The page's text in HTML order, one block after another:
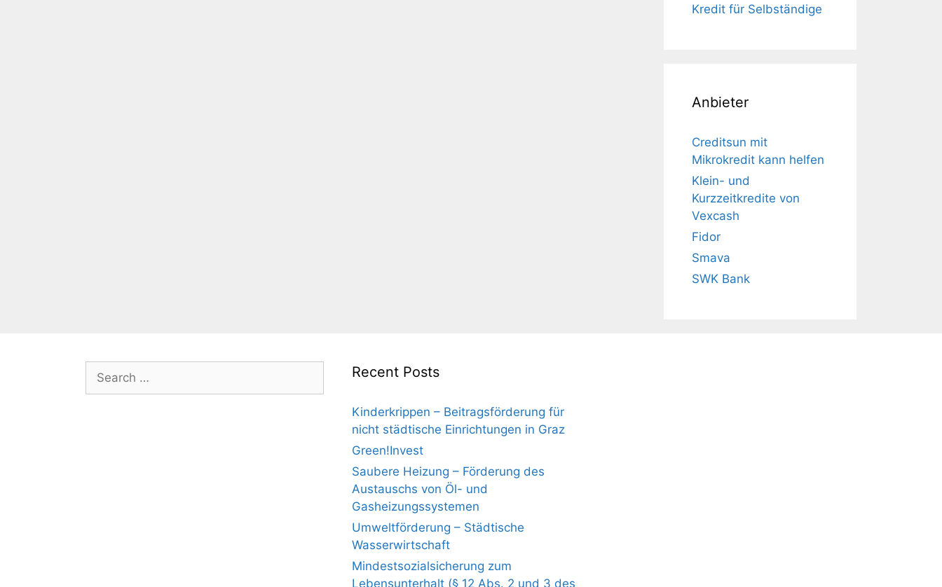
Kredit für Selbständige
Anbieter
Creditsun mit
Mikrokredit kann helfen
Klein- und
Kurzzeitkredite von
Vexcash
Fidor
Smava
SWK Bank
Search
for:
Recent Posts
Kinderkrippen – Beitragsförderung für
nicht städtische Einrichtungen in Graz
Green!Invest
Saubere Heizung – Förderung des
Austauschs von Öl- und
Gasheizungssystemen
Umweltförderung – Städtische
Wasserwirtschaft
Mindestsozialsicherung zum
Lebensunterhalt (§ 12 Abs. 2 und 3 des